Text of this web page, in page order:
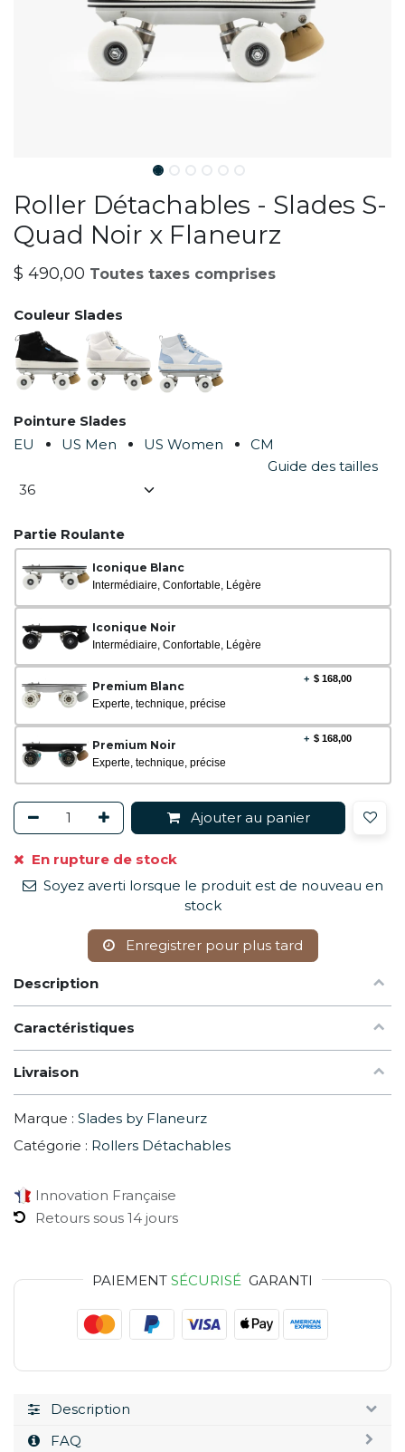
Roller Détachables - Slades S-
Quad Noir x Flaneurz
$ 490,00 Toutes taxes comprises
Couleur Slades
Pointure Slades
EU US Men US Women
CM
Guide des tailles
Partie Roulante
Iconique Blanc
Intermédiaire, Confortable, Légère
Iconique Noir
Intermédiaire, Confortable, Légère
Premium Blanc
Experte, technique, précise
+ $ 168,00
Premium Noir
Experte, technique, précise
+ $ 168,00
Ajouter au panier
En rupture de stock
Soyez averti lorsque le produit est de nouveau en
stock
Enregistrer pour plus tard
Description
Caractéristiques
Livraison
Marque : Slades by Flaneurz
Catégorie : Rollers Détachables
Innovation Française
Retours sous 14 jours
PAIEMENT SÉCURISÉ GARANTI
Description
FAQ